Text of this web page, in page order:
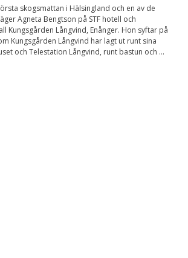
skogsmattan i Hälsingland och en av de
Agneta Bengtson på STF hotell och
Kungsgården Långvind, Enånger. Hon syftar på
Kungsgården Långvind har lagt ut runt sina
och Telestation Långvind, runt bastun och …
funktionalitet
och
uppbyggnad,
baserat på
hur
hemsidan